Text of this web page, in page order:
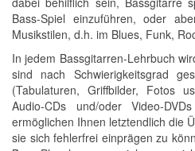
Bass-Spiel einzuführen, oder
Musikstilen, d.h. im Blues, Funk,
In jedem Bassgitarren-Lehrbuch
sind nach Schwierigkeitsgrad
(Tabulaturen, Griffbilder, Fotos
Audio-CDs und/oder Video-
ermöglichen Ihnen letztendlich die
sie sich fehlerfrei einprägen zu